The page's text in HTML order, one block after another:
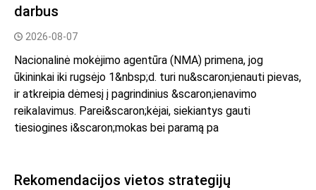
darbus
2026-08-07
Nacionalinė mokėjimo agentūra (NMA) primena, jog
ūkininkai iki rugsėjo 1&nbsp;d. turi nu&scaron;ienauti pievas,
ir atkreipia dėmesį į pagrindinius &scaron;ienavimo
reikalavimus. Parei&scaron;kėjai, siekiantys gauti
tiesiogines i&scaron;mokas bei paramą pa
Rekomendacijos vietos strategijų